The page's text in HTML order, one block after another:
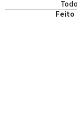
Feito